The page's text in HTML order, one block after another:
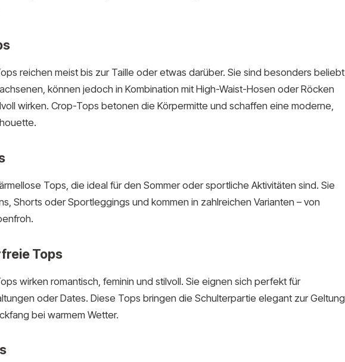
reichen meist bis zur Taille oder etwas darüber. Sie sind besonders beliebt
können jedoch in Kombination mit High-Waist-Hosen oder Röcken
wirken. Crop-Tops betonen die Körpermitte und schaffen eine moderne,
Tops, die ideal für den Sommer oder sportliche Aktivitäten sind. Sie
Shorts oder Sportleggings und kommen in zahlreichen Varianten – von
Tops
wirken romantisch, feminin und stilvoll. Sie eignen sich perfekt für
oder Dates. Diese Tops bringen die Schulterpartie elegant zur Geltung
bei warmem Wetter.